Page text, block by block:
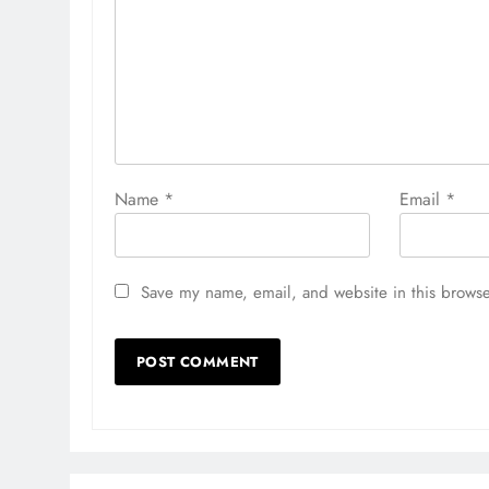
Name * Email *
Save my name, email, and website in this